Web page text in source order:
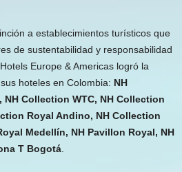
a establecimientos turísticos que
de sustentabilidad y responsabilidad
Europe & Americas logró la
hoteles en Colombia: NH
Collection WTC, NH Collection
Royal Andino, NH Collection
Medellín, NH Pavillon Royal, NH
T Bogotá